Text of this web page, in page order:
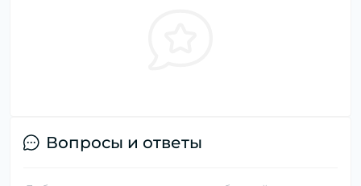
Вопросы и ответы